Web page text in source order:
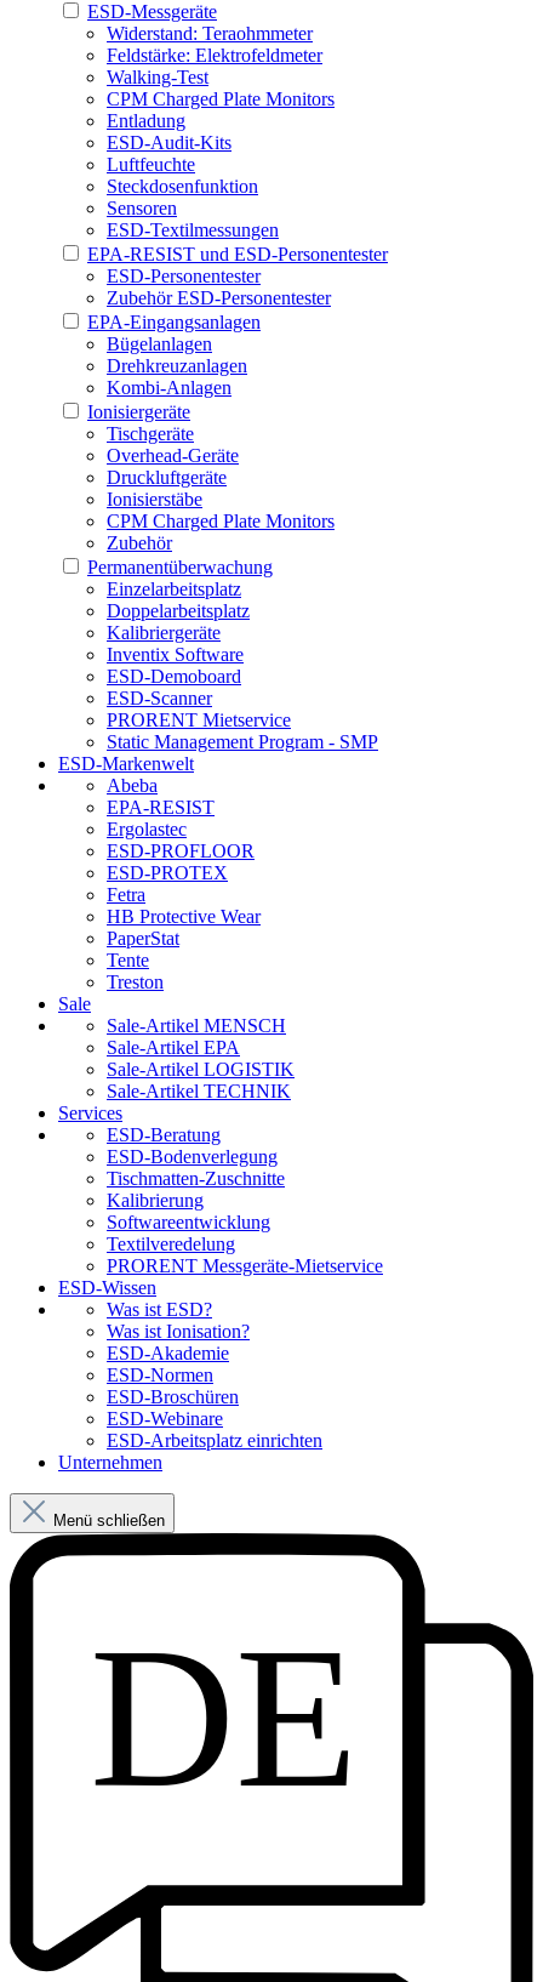
ESD-Messgeräte
Widerstand: Teraohmmeter
Feldstärke: Elektrofeldmeter
Walking-Test
CPM Charged Plate Monitors
Entladung
ESD-Audit-Kits
Luftfeuchte
Steckdosenfunktion
Sensoren
ESD-Textilmessungen
EPA-RESIST und ESD-Personentester
ESD-Personentester
Zubehör ESD-Personentester
EPA-Eingangsanlagen
Bügelanlagen
Drehkreuzanlagen
Kombi-Anlagen
Ionisiergeräte
Tischgeräte
Overhead-Geräte
Druckluftgeräte
Ionisierstäbe
CPM Charged Plate Monitors
Zubehör
Permanentüberwachung
Einzelarbeitsplatz
Doppelarbeitsplatz
Kalibriergeräte
Inventix Software
ESD-Demoboard
ESD-Scanner
PRORENT Mietservice
Static Management Program - SMP
ESD-Markenwelt
Abeba
EPA-RESIST
Ergolastec
ESD-PROFLOOR
ESD-PROTEX
Fetra
HB Protective Wear
PaperStat
Tente
Treston
Sale
Sale-Artikel MENSCH
Sale-Artikel EPA
Sale-Artikel LOGISTIK
Sale-Artikel TECHNIK
Services
ESD-Beratung
ESD-Bodenverlegung
Tischmatten-Zuschnitte
Kalibrierung
Softwareentwicklung
Textilveredelung
PRORENT Messgeräte-Mietservice
ESD-Wissen
Was ist ESD?
Was ist Ionisation?
ESD-Akademie
ESD-Normen
ESD-Broschüren
ESD-Webinare
ESD-Arbeitsplatz einrichten
Unternehmen
Menü schließen
DE